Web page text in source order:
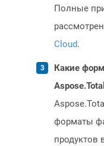
Полные
Cloud.
Какие
форматы
продуктов